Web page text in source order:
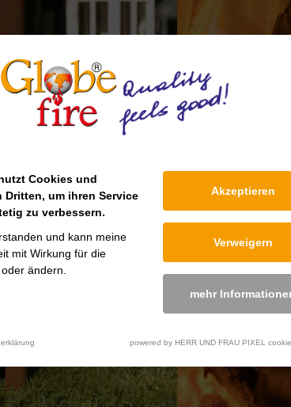
Cookies und
um ihren Service
zu verbessern.
und kann meine
mit Wirkung für die
ändern.
Akzeptieren
Verweigern
mehr
powered by HERR UND FRAU PIXEL